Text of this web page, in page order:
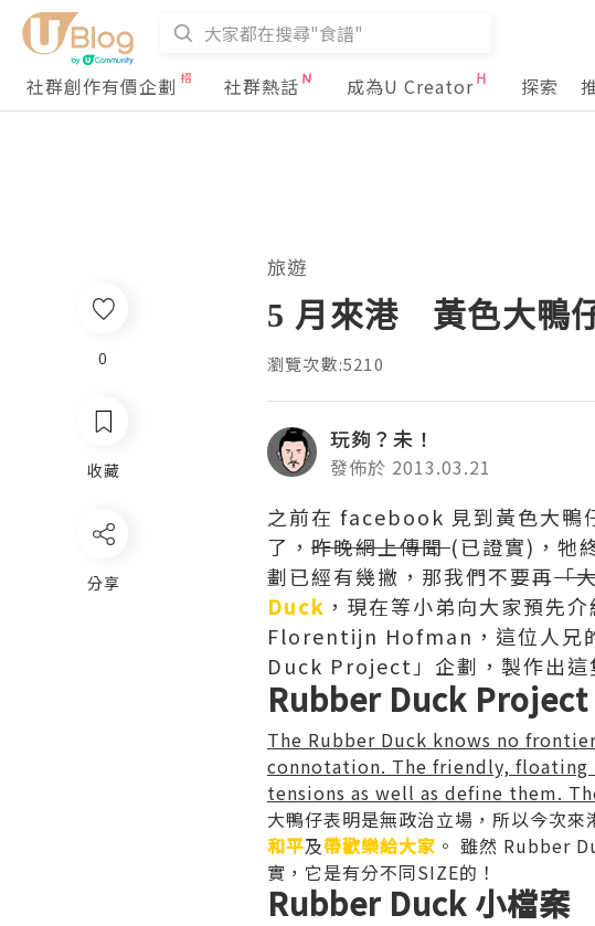
社群創作有價企劃
社群熱話 成為U Creator 探索
0
收藏
分享
旅遊
5 月來港 黃色大鴨
瀏覽次數:5210
玩夠？未！
發佈於 2013.03.21
之前在 facebook 見到黃色大鴨
了， 昨晚網上傳聞(已證實)，牠
劃已經有幾撇，那我們不要再「
Duck ，現在等小弟向大家預先
Florentijn Hofman，這位人兄
Duck Project」企劃，製作出
Rubber Duck Project
The Rubber Duck knows no
connotation. The friendly, floating
tensions as well as define them.
大鴨仔表明是無政治立場，所以今次
和平及帶歡樂給大家 。 雖然 Rubber
實，它是有分不同SIZE的！
Rubber Duck 小檔案